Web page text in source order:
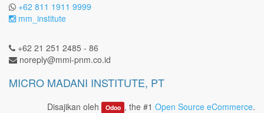
+62 811 1911 9999
mm_institute
+62 21 251 2485 - 86
noreply@mmi-pnm.co.id
MICRO MADANI INSTITUTE, PT
Disajikan oleh Odoo , the #1 Open Source eCommerce.